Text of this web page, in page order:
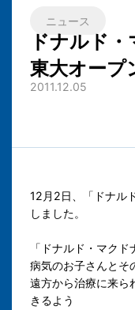
ニュース
ドナルド
東大オープ
2011.12.05
12月2日、「ドナル
しました。
「ドナルド・マクド
病気のお子さんとそ
遠方から治療に来ら
きるよう